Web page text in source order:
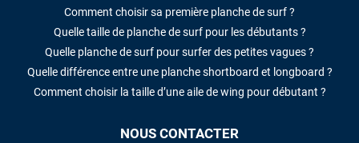
Comment choisir sa première planche de surf ?
Quelle taille de planche de surf pour les débutants ?
Quelle planche de surf pour surfer des petites vagues ?
Quelle différence entre une planche shortboard et longboard ?
Comment choisir la taille d’une aile de wing pour débutant ?
NOUS CONTACTER